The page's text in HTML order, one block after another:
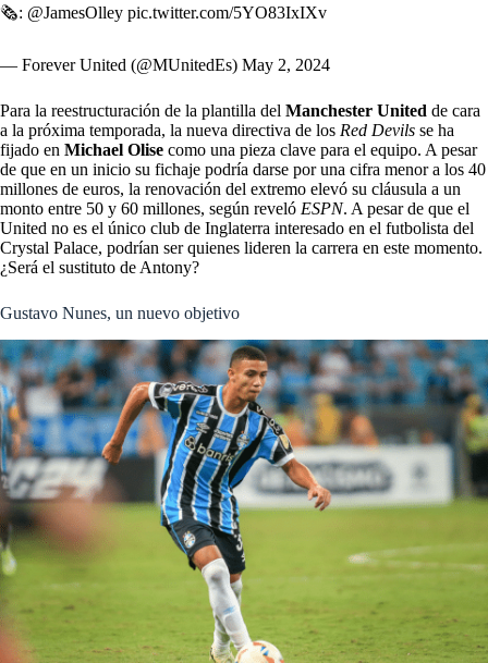
🗞️: @JamesOlley pic.twitter.com/5YO83IxIXv
— Forever United (@MUnitedEs) May 2, 2024
Para la reestructuración de la plantilla del Manchester United de cara
a la próxima temporada, la nueva directiva de los Red Devils se ha
fijado en Michael Olise como una pieza clave para el equipo. A pesar
de que en un inicio su fichaje podría darse por una cifra menor a los 40
millones de euros, la renovación del extremo elevó su cláusula a un
monto entre 50 y 60 millones, según reveló ESPN. A pesar de que el
United no es el único club de Inglaterra interesado en el futbolista del
Crystal Palace, podrían ser quienes lideren la carrera en este momento.
¿Será el sustituto de Antony?
Gustavo Nunes, un nuevo objetivo